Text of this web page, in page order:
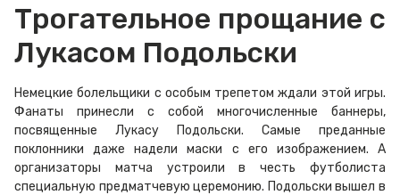
Трогательное прощание с
Лукасом Подольски
Немецкие болельщики с особым трепетом ждали этой игры.
Фанаты принесли с собой многочисленные баннеры,
посвященные Лукасу Подольски. Самые преданные
поклонники даже надели маски с его изображением. А
организаторы матча устроили в честь футболиста
специальную предматчевую церемонию. Подольски вышел в